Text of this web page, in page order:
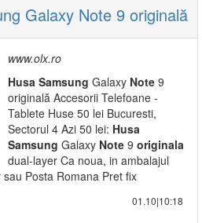
Galaxy Note 9 originală
www.olx.ro
Husa Samsung Galaxy Note 9
originală Accesorii Telefoane -
Tablete Huse 50 lei Bucuresti,
Sectorul 4 Azi 50 lei: Husa
Samsung Galaxy Note 9 originala
dual-layer Ca noua, in ambalajul
Posta Romana Pret fix
01.10|10:18